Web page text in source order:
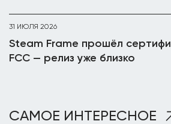
31 ИЮЛЯ 2026
Steam Frame прошёл
FCC — релиз уже близко
САМОЕ ИНТЕРЕСНОЕ